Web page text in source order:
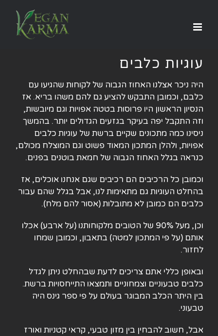
עוגיות כלבים
היה ניכר אצלנו האחוז הגבוה של לקוחות שהגיעו עם
כלבם, וכמובן התבקש להציע גם להם משהו בריא. אז
הנסיון הראשון היו פרוסות בטטה אפויות וגם מיובשות,
וזה התקבל יפה בעיקר בגזעים הגדולים יותר. בהמשך
ניסינו כמה מתכונים שקיים ברשת של עוגיות כלבים
אפויות, ולהלן המתכון המאוד פשוט וגם המוצלח מכולם,
כנראה בגלל האחוז הגבוה של חמאת בוטנים בפנים.
וכמובן כל הרכיבים הם רכיבים שגם אנחנו אוכלים, אז
בהחלט העוגיות גם מתאימות לנו, אבל בגלל שהם עבור
כלבים הם כמובן לא מתובלות (אסור להם מלח).
וכן, מעל 90% של הטובים מלקוחותנו (על ארבע) אכלו
אותם (על פי המתכון למטה) בתאבון, וכמובן שמחו
לחזור.
ובאופן כללי אתם צריכים לדעת שבהחלט ניתן לגדל
כלבים טבעוניים וצמחוניים ותמצאו התייחסויות ברשת.
בין היתר הכלב המבוגר בעולם על פי ספר גינס היה
טבעוני.
אבל, חשוב להבחין בין מזון טבעי, קראי קטניות ואורז